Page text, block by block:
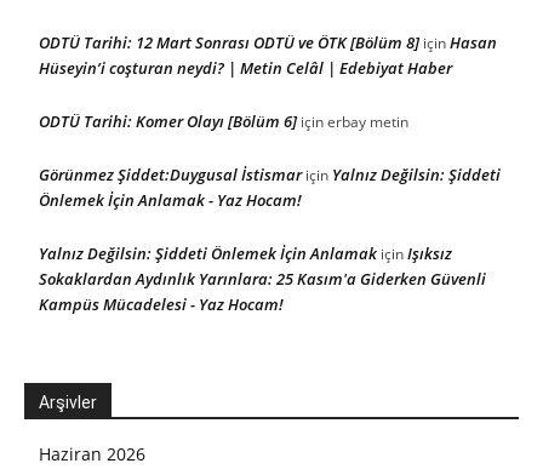
ODTÜ Tarihi: 12 Mart Sonrası ODTÜ ve ÖTK [Bölüm 8]içinHasan
Hüseyin’i coşturan neydi? | Metin Celâl | Edebiyat Haber
ODTÜ Tarihi: Komer Olayı [Bölüm 6]içinerbay metin
Görünmez Şiddet:Duygusal İstismariçin Yalnız Değilsin: Şiddeti
Önlemek İçin Anlamak - Yaz Hocam!
Yalnız Değilsin: Şiddeti Önlemek İçin Anlamak içinIşıksız
Sokaklardan Aydınlık Yarınlara: 25 Kasım'a Giderken Güvenli
Kampüs Mücadelesi - Yaz Hocam!
Arşivler
Haziran 2026